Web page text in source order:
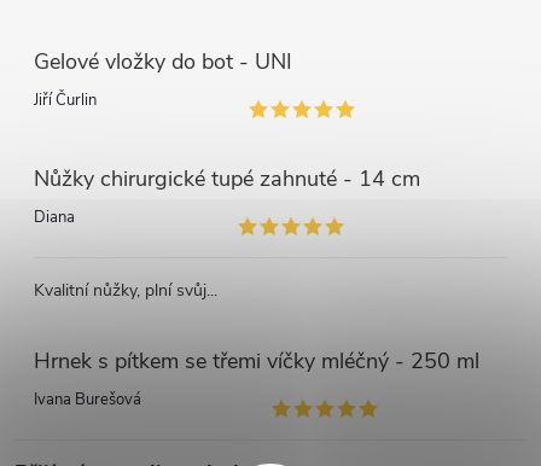
Gelové vložky do bot - UNI
Jiří Čurlin
Nůžky chirurgické tupé zahnuté - 14 cm
Diana
Kvalitní nůžky, plní svůj...
Hrnek s pítkem se třemi víčky mléčný - 250 ml
Ivana Burešová